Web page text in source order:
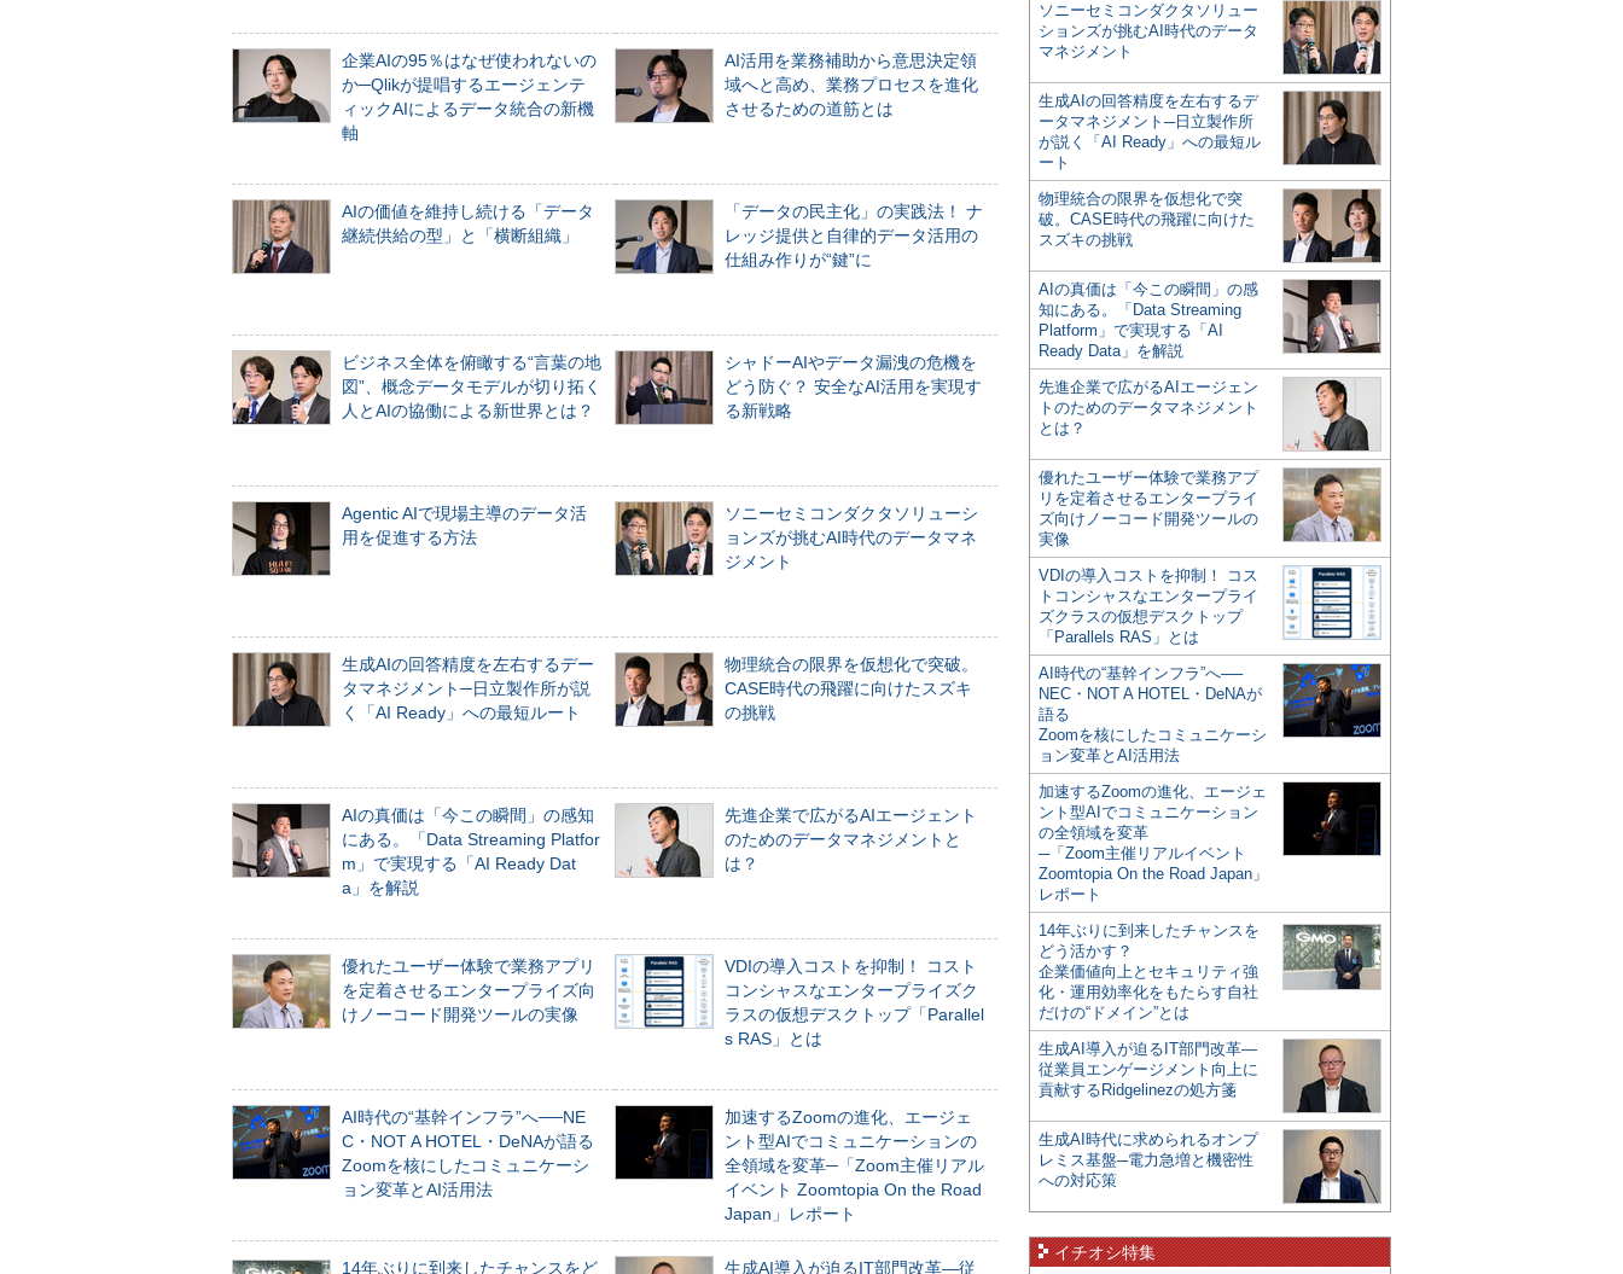
企業AIの95％はなぜ使われないの
か─Qlikが提唱するエージェンテ
ィックAIによるデータ統合の新機
軸
AI活用を業務補助から意思決定領
域へと高め、業務プロセスを進化
させるための道筋とは
AIの価値を維持し続ける「データ
継続供給の型」と「横断組織」
「データの民主化」の実践法！ ナ
レッジ提供と自律的データ活用の
仕組み作りが“鍵”に
ビジネス全体を俯瞰する“言葉の地
図”、概念データモデルが切り拓く
人とAIの協働による新世界とは？
シャドーAIやデータ漏洩の危機を
どう防ぐ？ 安全なAI活用を実現す
る新戦略
Agentic AIで現場主導のデータ活
用を促進する方法
ソニーセミコンダクタソリューシ
ョンズが挑むAI時代のデータマネ
ジメント
生成AIの回答精度を左右するデー
タマネジメント─日立製作所が説
く「AI Ready」への最短ルート
物理統合の限界を仮想化で突破。
CASE時代の飛躍に向けたスズキ
の挑戦
AIの真価は「今この瞬間」の感知
にある。「Data Streaming Platfor
m」で実現する「AI Ready Dat
a」を解説
先進企業で広がるAIエージェント
のためのデータマネジメントと
は？
優れたユーザー体験で業務アプリ
を定着させるエンタープライズ向
けノーコード開発ツールの実像
VDIの導入コストを抑制！ コスト
コンシャスなエンタープライズク
ラスの仮想デスクトップ「Parallel
s RAS」とは
AI時代の“基幹インフラ”へ──NE
C・NOT A HOTEL・DeNAが語る
Zoomを核にしたコミュニケーシ
ョン変革とAI活用法
加速するZoomの進化、エージェ
ント型AIでコミュニケーションの
全領域を変革─「Zoom主催リアル
イベント Zoomtopia On the Road
Japan」レポート
14年ぶりに到来したチャンスをど 生成AI導入が迫るIT部門改革―従
ソニーセミコンダクタソリュー
ションズが挑むAI時代のデータ
マネジメント
生成AIの回答精度を左右するデ
ータマネジメント─日立製作所
が説く「AI Ready」への最短ル
ート
物理統合の限界を仮想化で突
破。CASE時代の飛躍に向けた
スズキの挑戦
AIの真価は「今この瞬間」の感
知にある。「Data Streaming
Platform」で実現する「AI
Ready Data」を解説
先進企業で広がるAIエージェン
トのためのデータマネジメント
とは？
優れたユーザー体験で業務アプ
リを定着させるエンタープライ
ズ向けノーコード開発ツールの
実像
VDIの導入コストを抑制！ コス
トコンシャスなエンタープライ
ズクラスの仮想デスクトップ
「Parallels RAS」とは
AI時代の“基幹インフラ”へ──
NEC・NOT A HOTEL・DeNAが
語る
Zoomを核にしたコミュニケーシ
ョン変革とAI活用法
加速するZoomの進化、エージェ
ント型AIでコミュニケーション
の全領域を変革
─「Zoom主催リアルイベント
Zoomtopia On the Road Japan」
レポート
14年ぶりに到来したチャンスを
どう活かす？
企業価値向上とセキュリティ強
化・運用効率化をもたらす自社
だけの“ドメイン”とは
生成AI導入が迫るIT部門改革―
従業員エンゲージメント向上に
貢献するRidgelinezの処方箋
生成AI時代に求められるオンプ
レミス基盤─電力急増と機密性
への対応策
イチオシ特集